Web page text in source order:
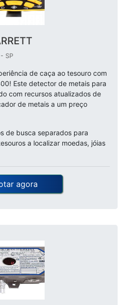
SP
de caça ao tesouro com
Este detector de metais para
com recursos atualizados de
de metais a um preço
de busca separados para
a localizar moedas, jóias
agora